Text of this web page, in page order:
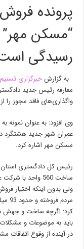
“مسکن
رسیدگی
به گزارشخبرگزاری تسنیم
معارفه رئیس جدید
واگذاری‌های فاقد مجوز
وی افزود: به عنوان نمونه
عمران شهر جدید هشتگرد
مسکن مهر اشاره کرد.
رئیس کل دادگستری استان
ساخت 560 واحد
کرد: اگرچه ساخت و جهش
باید به موضوعات و
در آینده از وقوع اتفاقات